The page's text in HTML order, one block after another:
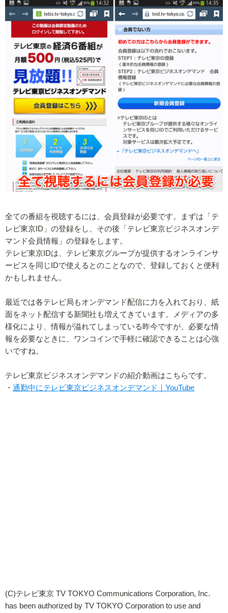
全ての番組を視聴するには、会員登録が必要です。まずは「テ
レビ東京ID」の登録をし、その後「テレビ東京ビジネスオンデ
マンド会員情報」の登録をします。
テレビ東京IDは、テレビ東京グループが提供するオンラインサ
ービスを同じIDで使えるとのことなので、登録しておくと便利
かもしれません。
最近では各テレビ局もオンデマンド配信に力を入れており、紙
面をネット配信する新聞社も増えてきています。メディアの多
様化により、情報が溢れてしまっている昨今ですが、必要な情
報を必要なときに、ワンコインで手軽に確認できることは心強
いですね。
テレビ東京ビジネスオンデマンドの紹介動画はこちらです。
・ 通勤中にテレビ東京ビジネスオンデマンド｜YouTube
(C)テレビ東京 TV TOKYO Communications Corporation, Inc.
has been authorized by TV TOKYO Corporation to use and